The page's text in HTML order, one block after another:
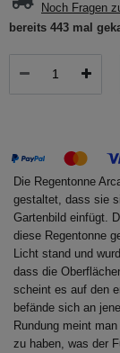
Noch Fragen
bereits 443 mal
Die Regentonne
gestaltet, dass sie
Gartenbild einfügt.
diese Regentonne
Licht stand und
dass die
scheint es auf den
befände sich an
Rundung meint
zu haben, was der